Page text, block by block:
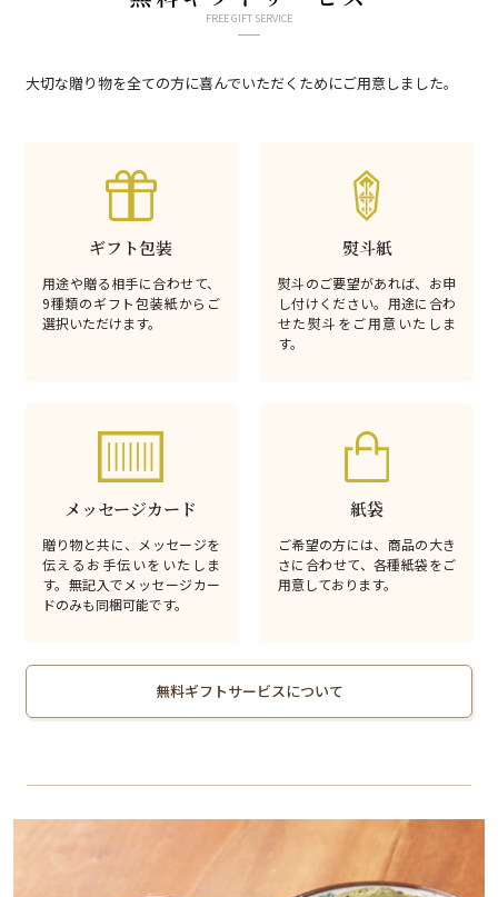
FREE GIFT SERVICE
大切な贈り物を全ての方に喜んでいただくためにご用意しました。
ギフト包装
用途や贈る相手に合わせて、
9種類のギフト包装紙からご
選択いただけます。
熨斗紙
熨斗のご要望があれば、お申
し付けください。用途に合わ
せた熨斗をご用意いたしま
す。
メッセージカード
贈り物と共に、メッセージを
伝えるお手伝いをいたしま
す。無記入でメッセージカー
ドのみも同梱可能です。
紙袋
ご希望の方には、商品の大き
さに合わせて、各種紙袋をご
用意しております。
無料ギフトサービスについて